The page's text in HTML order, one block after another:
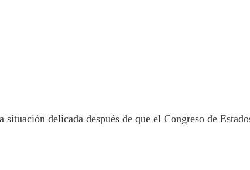
delicada después de que el Congreso de